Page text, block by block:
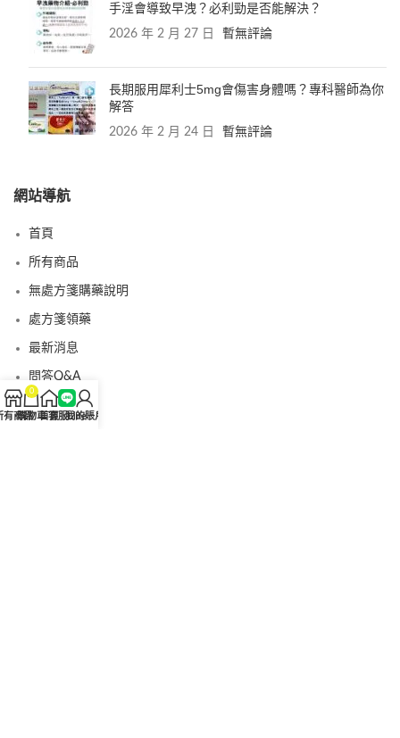
手淫會導致早洩？必利勁是否能解決？
2026 年 2 月 27 日 暫無評論
長期服用犀利士5mg會傷害身體嗎？專科醫師為你
解答
2026 年 2 月 24 日 暫無評論
網站導航
首頁
所有商品
無處方箋購藥說明
處方箋領藥
最新消息
問答Q&A
認識我們
有商品
0
購物車首頁客服Line
我的賬戶